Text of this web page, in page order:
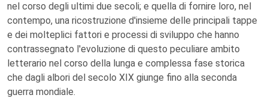
nel corso degli ultimi due secoli; e quella di fornire loro, nel
contempo, una ricostruzione d'insieme delle principali tappe
e dei molteplici fattori e processi di sviluppo che hanno
contrassegnato l'evoluzione di questo peculiare ambito
letterario nel corso della lunga e complessa fase storica
che dagli albori del secolo XIX giunge fino alla seconda
guerra mondiale.